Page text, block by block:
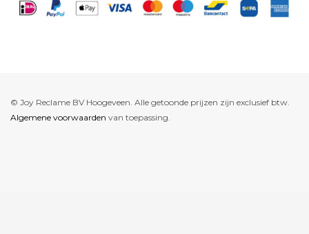
© Joy Reclame BV Hoogeveen. Alle getoonde prijzen zijn exclusief btw.
Algemene voorwaarden van toepassing.